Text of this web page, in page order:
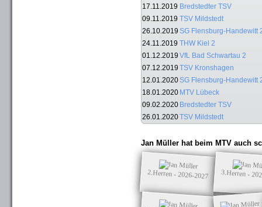
17.11.2019 Bredstedter TSV
09.11.2019 TSV Mildstedt
26.10.2019 SG Flensburg-Handewitt
24.11.2019 THW Kiel 2
01.12.2019 VfL Bad Schwartau 2
07.12.2019 TSV Kronshagen
12.01.2020SG Flensburg-Handewitt
18.01.2020 MTV Lübeck
09.02.2020 Bredstedter TSV
26.01.2020TSV Mildstedt
Jan Müller hat beim MTV auch
2.Herren - 2026-2027 3.Herren -